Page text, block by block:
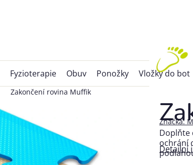
Fyzioterapie Obuv Ponožky Vložky do bot
Zakončení rovina Muffik
Značka:
Doplňte
ochrání
Detailní